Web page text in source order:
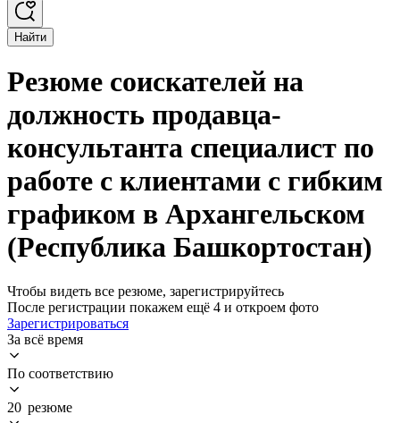
Найти
Резюме соискателей на
должность продавца-
консультанта специалист по
работе с клиентами с гибким
графиком в Архангельском
(Республика Башкортостан)
Чтобы видеть все резюме, зарегистрируйтесь
После регистрации покажем ещё 4 и откроем фото
Зарегистрироваться
За всё время
По соответствию
20 резюме